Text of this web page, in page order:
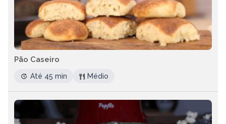
Pão Caseiro
Até 45 min Médio